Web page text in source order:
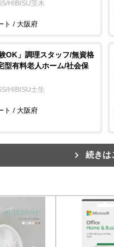
HIBISU茨木
ト / 大阪府
験OK」調理スタッフ/無資格
型有料老人ホーム/社会保
HIBISU土生
ト / 大阪府
続きは